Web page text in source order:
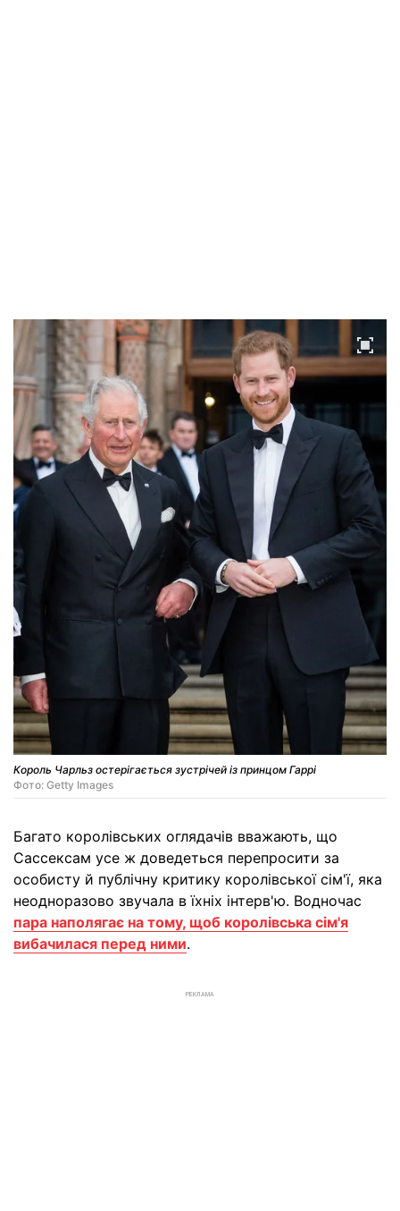
Король Чарльз остерігається зустрічей із принцом Гаррі
Фото: Getty Images
Багато королівських оглядачів вважають, що
Сассексам усе ж доведеться перепросити за
особисту й публічну критику королівської сім'ї, яка
неодноразово звучала в їхніх інтерв'ю. Водночас
пара наполягає на тому, щоб королівська сім'я
вибачилася перед ними.
РЕКЛАМА